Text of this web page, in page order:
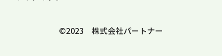
©2023 株式会社パートナー